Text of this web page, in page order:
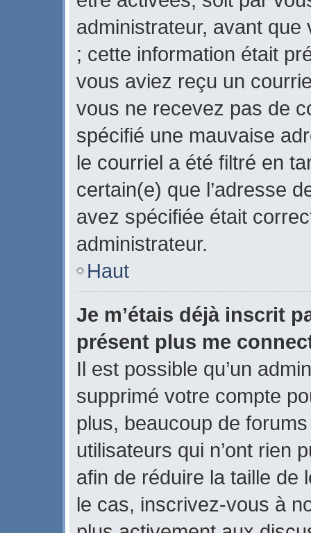
administrateur, avant
; cette information était
vous aviez reçu un
vous ne recevez pas de
spécifié une mauvaise
le courriel a été filtré en
certain(e) que l’adresse
avez spécifiée était
administrateur.
Haut
Je m’étais déjà inscrit
présent plus me
Il est possible qu’un
supprimé votre compte
plus, beaucoup de
utilisateurs qui n’ont rien
afin de réduire la taille de
le cas, inscrivez-vous à